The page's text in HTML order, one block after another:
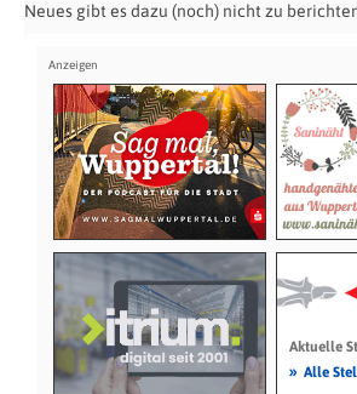
Neues gibt es dazu (noch) nicht zu
Aktuelle
» Alle